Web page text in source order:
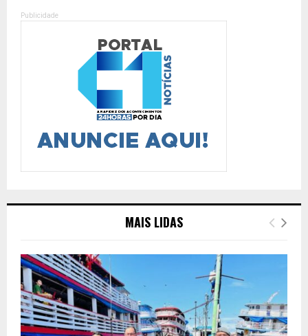
Publicidade
MAIS LIDAS